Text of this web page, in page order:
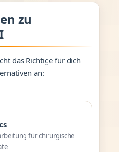
zu
das Richtige für dich
an:
für chirurgische